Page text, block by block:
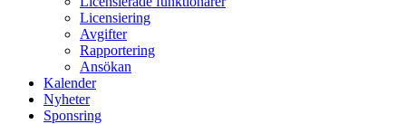
Licensiering
Avgifter
Rapportering
Ansökan
Kalender
Nyheter
Sponsring